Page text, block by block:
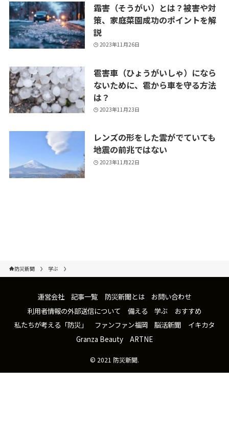
霜害（そうがい）とは？被害や対
策、家庭菜園成功のポイントを解
説
2023年11月26日
雹害車（ひょうがいしゃ）になら
ないために、雹から車を守る方法
は？
2023年11月23日
レンズの形をした雲がでていても
地震の前兆ではない
2023年11月22日
防災新聞 学ぶ
運営会社 記事一覧 防災新聞とは
お問い合わせ
利用者情報の外部送信について
備える 学ぶ
おすすめ
私たちが考える「防災」
ファンファン福岡 脳活新聞
イキカタ
Granza Beauty
ARTNE
© 2021 防災新聞.